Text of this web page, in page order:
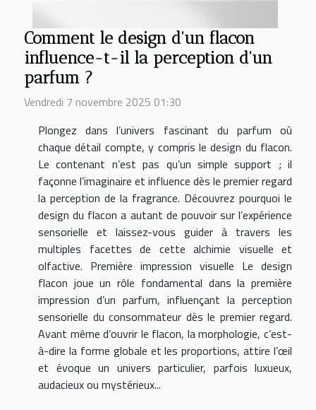
Comment le design d'un flacon
influence-t-il la perception d'un
parfum ?
Vendredi 7 novembre 2025 01:30
Plongez dans l’univers fascinant du parfum où
chaque détail compte, y compris le design du flacon.
Le contenant n’est pas qu’un simple support ; il
façonne l’imaginaire et influence dès le premier regard
la perception de la fragrance. Découvrez pourquoi le
design du flacon a autant de pouvoir sur l’expérience
sensorielle et laissez-vous guider à travers les
multiples facettes de cette alchimie visuelle et
olfactive. Première impression visuelle Le design
flacon joue un rôle fondamental dans la première
impression d’un parfum, influençant la perception
sensorielle du consommateur dès le premier regard.
Avant même d’ouvrir le flacon, la morphologie, c’est-
à-dire la forme globale et les proportions, attire l’œil
et évoque un univers particulier, parfois luxueux,
audacieux ou mystérieux...